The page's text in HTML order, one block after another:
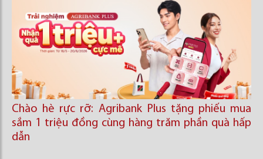
Chào hè rực rỡ: Agribank Plus tặng phiếu mua
sắm 1 triệu đồng cùng hàng trăm phần quà hấp
dẫn